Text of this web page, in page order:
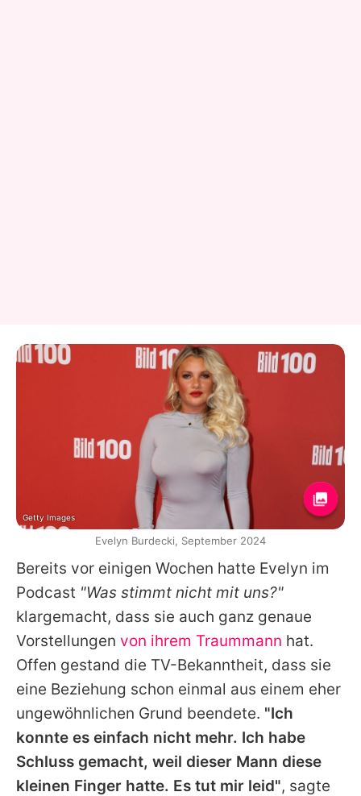
Bereits vor einigen Wochen hatte Evelyn im
Podcast "Was stimmt nicht mit uns?"
klargemacht, dass sie auch ganz genaue
Vorstellungen von ihrem Traummann hat.
Offen gestand die TV-Bekanntheit, dass sie
eine Beziehung schon einmal aus einem eher
ungewöhnlichen Grund beendete. "Ich
konnte es einfach nicht mehr. Ich habe
Schluss gemacht, weil dieser Mann diese
kleinen Finger hatte. Es tut mir leid", sagte
Getty Images
Evelyn Burdecki, September 2024